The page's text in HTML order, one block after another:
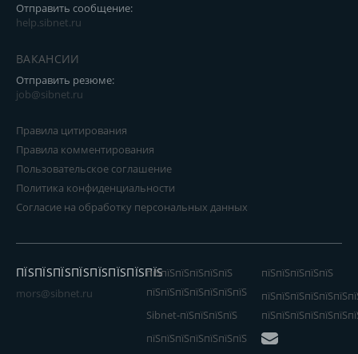
Отправить сообщение:
help.sibnet.ru
ВАКАНСИИ
Отправить резюме:
job@sibnet.ru
Правила цитирования
Правила комментирования
Пользовательское соглашение
Политика конфиденциальности
Согласие на обработку персональных данных
ПЇЅПЇЅПЇЅПЇЅПЇЅПЇЅПЇЅПЇЅ
mors@sibnet.ru
пїЅпїЅпїЅпїЅпїЅпїЅ
пїЅпїЅпїЅпїЅпїЅпїЅпїЅ
Sibnet-пїЅпїЅпїЅпїЅ
пїЅпїЅпїЅпїЅпїЅ
пїЅпїЅпїЅпїЅпїЅпїЅпїЅ